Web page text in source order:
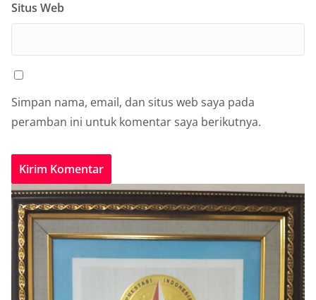
Situs Web
Simpan nama, email, dan situs web saya pada
peramban ini untuk komentar saya berikutnya.